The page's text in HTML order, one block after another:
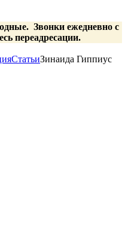
Звонки ежедневно с
переадресации.
СтатьиЗинаида Гиппиус